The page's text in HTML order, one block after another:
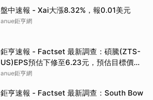
盤中速報 - Xai大漲8.32%，報0.01美元
anue鉅亨網
鉅亨速報 - Factset 最新調查：碩騰(ZTS-
US)EPS預估下修至6.23元，預估目標價為
90.00元
anue鉅亨網
鉅亨速報 - Factset 最新調查：South Bow